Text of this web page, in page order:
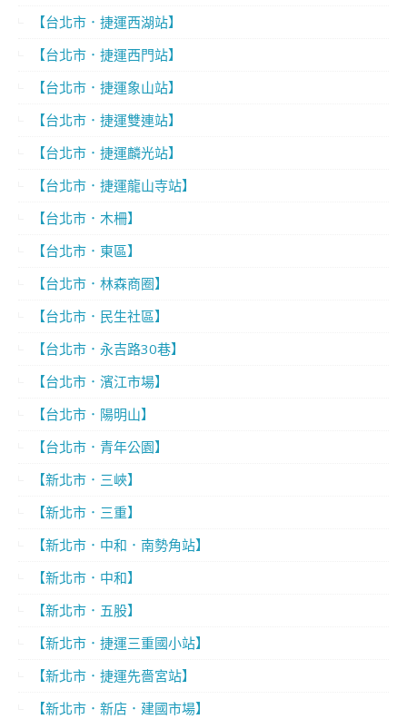
【台北市．捷運西湖站】
【台北市．捷運西門站】
【台北市．捷運象山站】
【台北市．捷運雙連站】
【台北市．捷運麟光站】
【台北市．捷運龍山寺站】
【台北市．木柵】
【台北市．東區】
【台北市．林森商圈】
【台北市．民生社區】
【台北市．永吉路30巷】
【台北市．濱江市場】
【台北市．陽明山】
【台北市．青年公園】
【新北市．三峽】
【新北市．三重】
【新北市．中和．南勢角站】
【新北市．中和】
【新北市．五股】
【新北市．捷運三重國小站】
【新北市．捷運先嗇宮站】
【新北市．新店．建國市場】